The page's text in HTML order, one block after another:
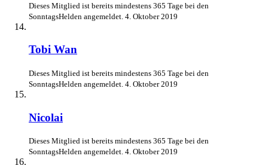
Dieses Mitglied ist bereits mindestens 365 Tage bei den
SonntagsHelden angemeldet. 4. Oktober 2019
Tobi Wan
Dieses Mitglied ist bereits mindestens 365 Tage bei den
SonntagsHelden angemeldet. 4. Oktober 2019
Nicolai
Dieses Mitglied ist bereits mindestens 365 Tage bei den
SonntagsHelden angemeldet. 4. Oktober 2019